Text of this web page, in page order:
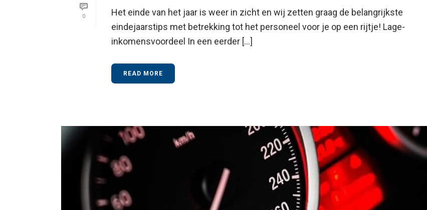
0
Het einde van het jaar is weer in zicht en wij zetten graag de belangrijkste
eindejaarstips met betrekking tot het personeel voor je op een rijtje! Lage-
inkomensvoordeel In een eerder [...]
READ MORE